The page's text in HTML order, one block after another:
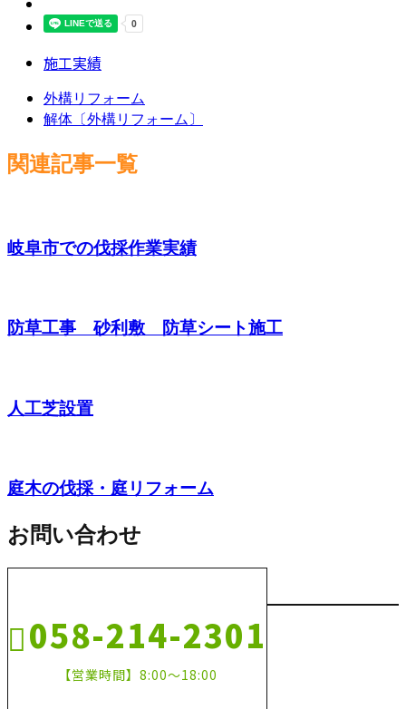
施工実績
外構リフォーム
解体〔外構リフォーム〕
関連記事一覧
岐阜市での伐採作業実績
防草工事 砂利敷 防草シート施工
人工芝設置
庭木の伐採・庭リフォーム
お問い合わせ
058-214-2301
【営業時間】8:00～18:00